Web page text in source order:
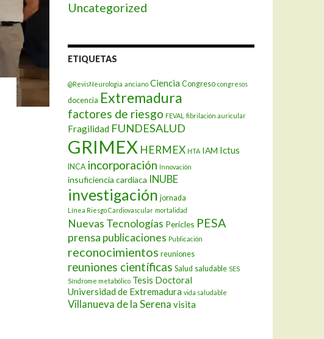
Uncategorized
ETIQUETAS
@RevisNeurologia anciano Ciencia Congreso congresos
docencia Extremadura
factores de riesgo FEVAL fibrilación auricular
Fragilidad FUNDESALUD
GRIMEX HERMEX HTA IAM Ictus
INCA incorporación Innovación
insuficiencia cardiaca INUBE
investigación jornada
Línea Riesgo Cardiovascular mortalidad
Nuevas Tecnologías Pericles PESA
prensa publicaciones Publicación
reconocimientos reuniones
reuniones científicas Salud saludable SES
Síndrome metabólico Tesis Doctoral
Universidad de Extremadura vida saludable
Villanueva de la Serena visita